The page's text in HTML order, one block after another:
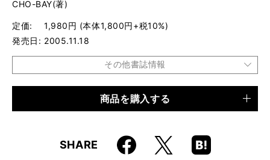
CHO-BAY(著)
定価
1,980円 (本体1,800円+税10%)
発売日
2005.11.18
その他書誌情報
9784845612451
商品を購入する
SHARE Faceboo
k
X
Hatena
Boo